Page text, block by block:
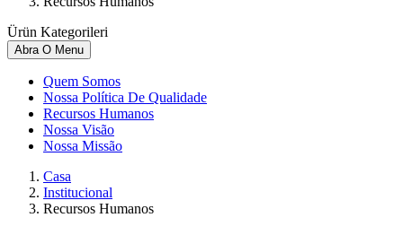
Ürün Kategorileri
Abra O Menu
Quem Somos
Nossa Política De Qualidade
Recursos Humanos
Nossa Visão
Nossa Missão
Casa
Institucional
Recursos Humanos